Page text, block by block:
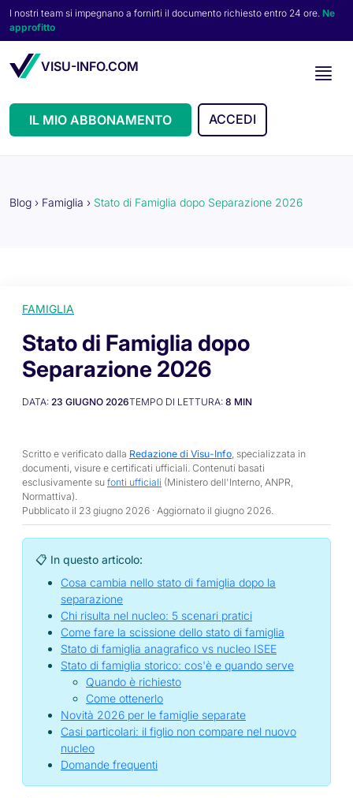
I nostri team si impegnano a fornirti il documento richiesto entro 24 ore. Ne
approfitto
VISU-INFO.COM
IL MIO ABBONAMENTO ACCEDI
Blog › Famiglia › Stato di Famiglia dopo Separazione 2026
FAMIGLIA
Stato di Famiglia dopo
Separazione 2026
DATA: 23 GIUGNO 2026TEMPO DI LETTURA: 8 MIN
Scritto e verificato dalla Redazione di Visu-Info, specializzata in
documenti, visure e certificati ufficiali. Contenuti basati
esclusivamente su fonti ufficiali (Ministero dell'Interno, ANPR,
Normattiva).
Pubblicato il 23 giugno 2026 · Aggiornato il giugno 2026.
📋 In questo articolo:
Cosa cambia nello stato di famiglia dopo la
separazione
Chi risulta nel nucleo: 5 scenari pratici
Come fare la scissione dello stato di famiglia
Stato di famiglia anagrafico vs nucleo ISEE
Stato di famiglia storico: cos'è e quando serve
Quando è richiesto
Come ottenerlo
Novità 2026 per le famiglie separate
Casi particolari: il figlio non compare nel nuovo
nucleo
Domande frequenti